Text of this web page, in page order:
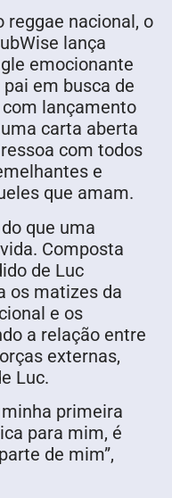
reggae nacional, o
lança
emocionante
em busca de
lançamento
carta aberta
com todos
e
que amam.
que uma
Composta
de Luc
os matizes da
e os
a relação entre
externas,
Luc.
minha primeira
para mim, é
de mim”,